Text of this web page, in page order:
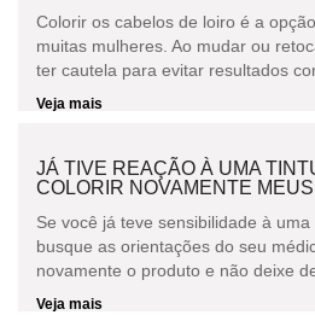
Colorir os cabelos de loiro é a
muitas mulheres. Ao mudar ou
ter cautela para evitar resultados
Veja mais
JÁ TIVE REAÇÃO À UMA
COLORIR NOVAMENTE
Se você já teve sensibilidade à
busque as orientações do seu
novamente o produto e não deixe
Veja mais